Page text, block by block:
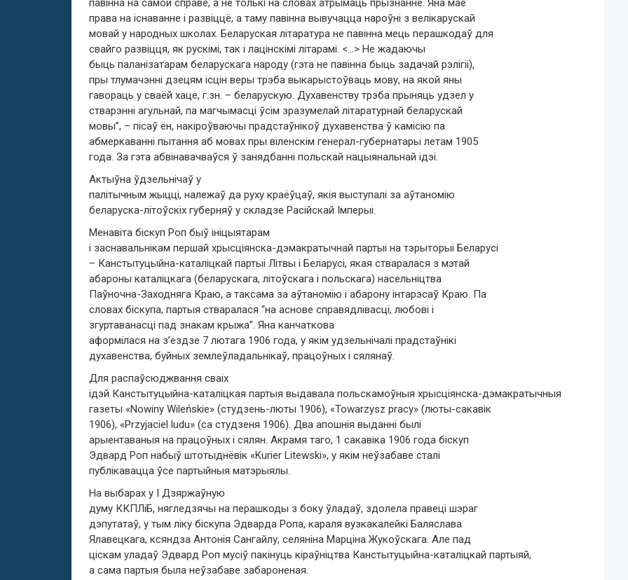
павінна на самой справе, а не толькі на словах атрымаць прызнанне. Яна мае
права на існаванне і развіццё, а таму павінна вывучацца нароўні з велікарускай
мовай у народных школах. Беларуская літаратура не павінна мець перашкодаў для
свайго развіцця, як рускімі, так і лацінскімі літарамі. <…> Не жадаючы
быць паланізатарам беларускага народу (гэта не павінна быць задачай рэлігіі),
пры тлумачэнні дзецям ісцін веры трэба выкарыстоўваць мову, на якой яны
гавораць у сваёй хаце, г.зн. – беларускую. Духавенству трэба прыняць удзел у
стварэнні агульнай, па магчымасці ўсім зразумелай літаратурнай беларускай
мовы”, – пісаў ён, накіроўваючы прадстаўнікоў духавенства ў камісію па
абмеркаванні пытання аб мовах пры віленскім генерал-губернатары летам 1905
года. За гэта абвінавачваўся ў занядбанні польскай нацыянальнай ідэі.
Актыўна ўдзельнічаў у
палітычным жыцці, належаў да руху краёўцаў, якія выступалі за аўтаномію
беларуска-літоўскіх губерняў у складзе Расійскай Імперыі.
Менавіта біскуп Роп быў ініцыятарам
і заснавальнікам першай хрысціянска-дэмакратычнай партыі на тэрыторыі Беларусі
– Канстытуцыйна-каталіцкай партыі Літвы і Беларусі, якая стваралася з мэтай
абароны каталіцкага (беларускага, літоўскага і польскага) насельніцтва
Паўночна-Заходняга Краю, а таксама за аўтаномію і абарону інтарэсаў Краю. Па
словах біскупа, партыя стваралася “на аснове справядлівасці, любові і
згуртаванасці пад знакам крыжа”. Яна канчаткова
аформілася на з’ездзе 7 лютага 1906 года, у якім удзельнічалі прадстаўнікі
духавенства, буйных землеўладальнікаў, працоўных і сялянаў.
Для распаўсюджвання сваіх
ідэй Канстытуцыйна-каталіцкая партыя выдавала польскамоўныя хрысціянска-дэмакратычныя
газеты «Nowiny Wileńskie» (студзень-люты 1906), «Towarzysz pracy» (люты-сакавік
1906), «Przyjaciel ludu» (са студзеня 1906). Два апошнія выданні былі
арыентаваныя на працоўных і сялян. Акрамя таго, 1 сакавіка 1906 года біскуп
Эдвард Роп набыў штотыднёвік «Kurier Litewski», у якім неўзабаве сталі
публікавацца ўсе партыйныя матэрыялы.
На выбарах у І Дзяржаўную
думу ККПЛіБ, нягледзячы на перашкоды з боку ўладаў, здолела правеці шэраг
дэпутатаў, у тым ліку біскупа Эдварда Ропа, караля вузкакалейкі Баляслава
Ялавецкага, ксяндза Антонія Сангайлу, селяніна Марціна Жукоўскага. Але пад
ціскам уладаў Эдвард Роп мусіў пакінуць кіраўніцтва Канстытуцыйна-каталіцкай партыяй,
а сама партыя была неўзабаве забароненая.